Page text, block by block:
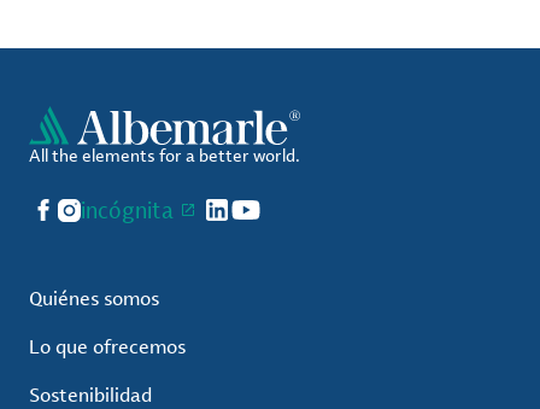
All the elements for a better world.
Facebook
Instagram
incógnita LinkedIn
YouTube
Quiénes somos
Lo que ofrecemos
Sostenibilidad